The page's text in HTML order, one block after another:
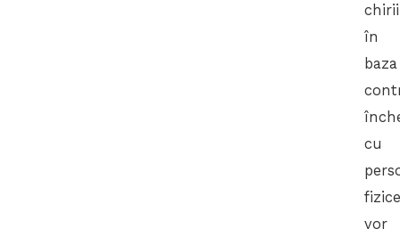
chirii
în
baza
cu
fizice
vor